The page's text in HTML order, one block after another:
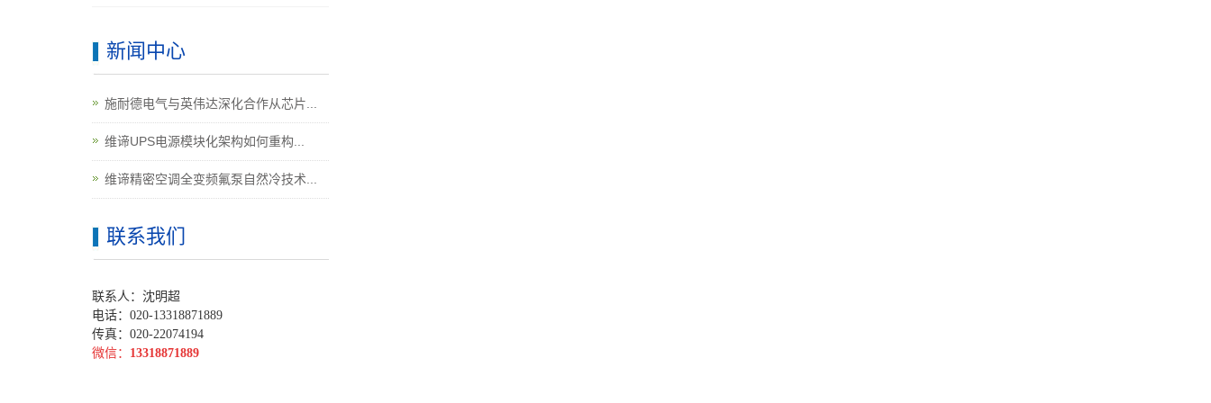
新闻中心
施耐德电气与英伟达深化合作从芯片...
维谛UPS电源模块化架构如何重构...
维谛精密空调全变频氟泵自然冷技术...
联系我们
联系人：沈明超
电话：020-13318871889
传真：020-22074194
微信： 13318871889